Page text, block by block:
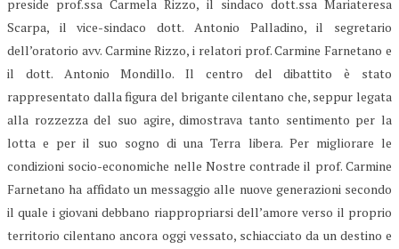
preside prof.ssa Carmela Rizzo, il sindaco dott.ssa Mariateresa
Scarpa, il vice-sindaco dott. Antonio Palladino, il segretario
dell’oratorio avv. Carmine Rizzo, i relatori prof. Carmine Farnetano e
il dott. Antonio Mondillo. Il centro del dibattito è stato
rappresentato dalla figura del brigante cilentano che, seppur legata
alla rozzezza del suo agire, dimostrava tanto sentimento per la
lotta e per il suo sogno di una Terra libera. Per migliorare le
condizioni socio-economiche nelle Nostre contrade il prof. Carmine
Farnetano ha affidato un messaggio alle nuove generazioni secondo
il quale i giovani debbano riappropriarsi dell’amore verso il proprio
territorio cilentano ancora oggi vessato, schiacciato da un destino e